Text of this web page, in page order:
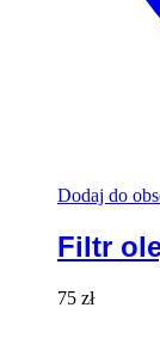
Dodaj do
Filtr
75 zł